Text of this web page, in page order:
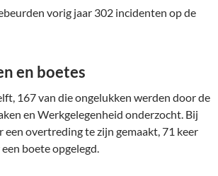
vorig jaar 302 incidenten op de
en boetes
167 van die ongelukken werden door de
en Werkgelegenheid onderzocht. Bij
een overtreding te zijn gemaakt, 71 keer
boete opgelegd.